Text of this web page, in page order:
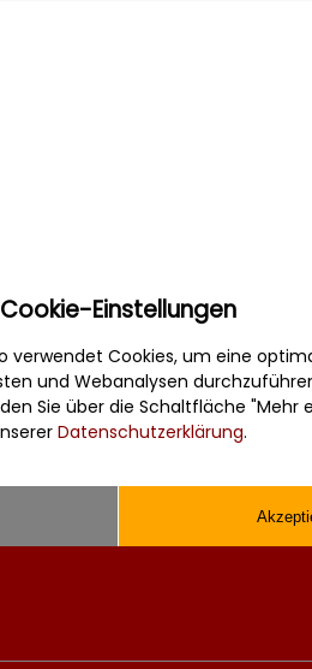
Sonstiges
Werbung
Musterverträge und Vorlagen
Cookie-Einstellungen
verwendet Cookies, um eine
und Webanalysen
Sie über die Schaltfläche "Mehr
Datenschutzerklärung.